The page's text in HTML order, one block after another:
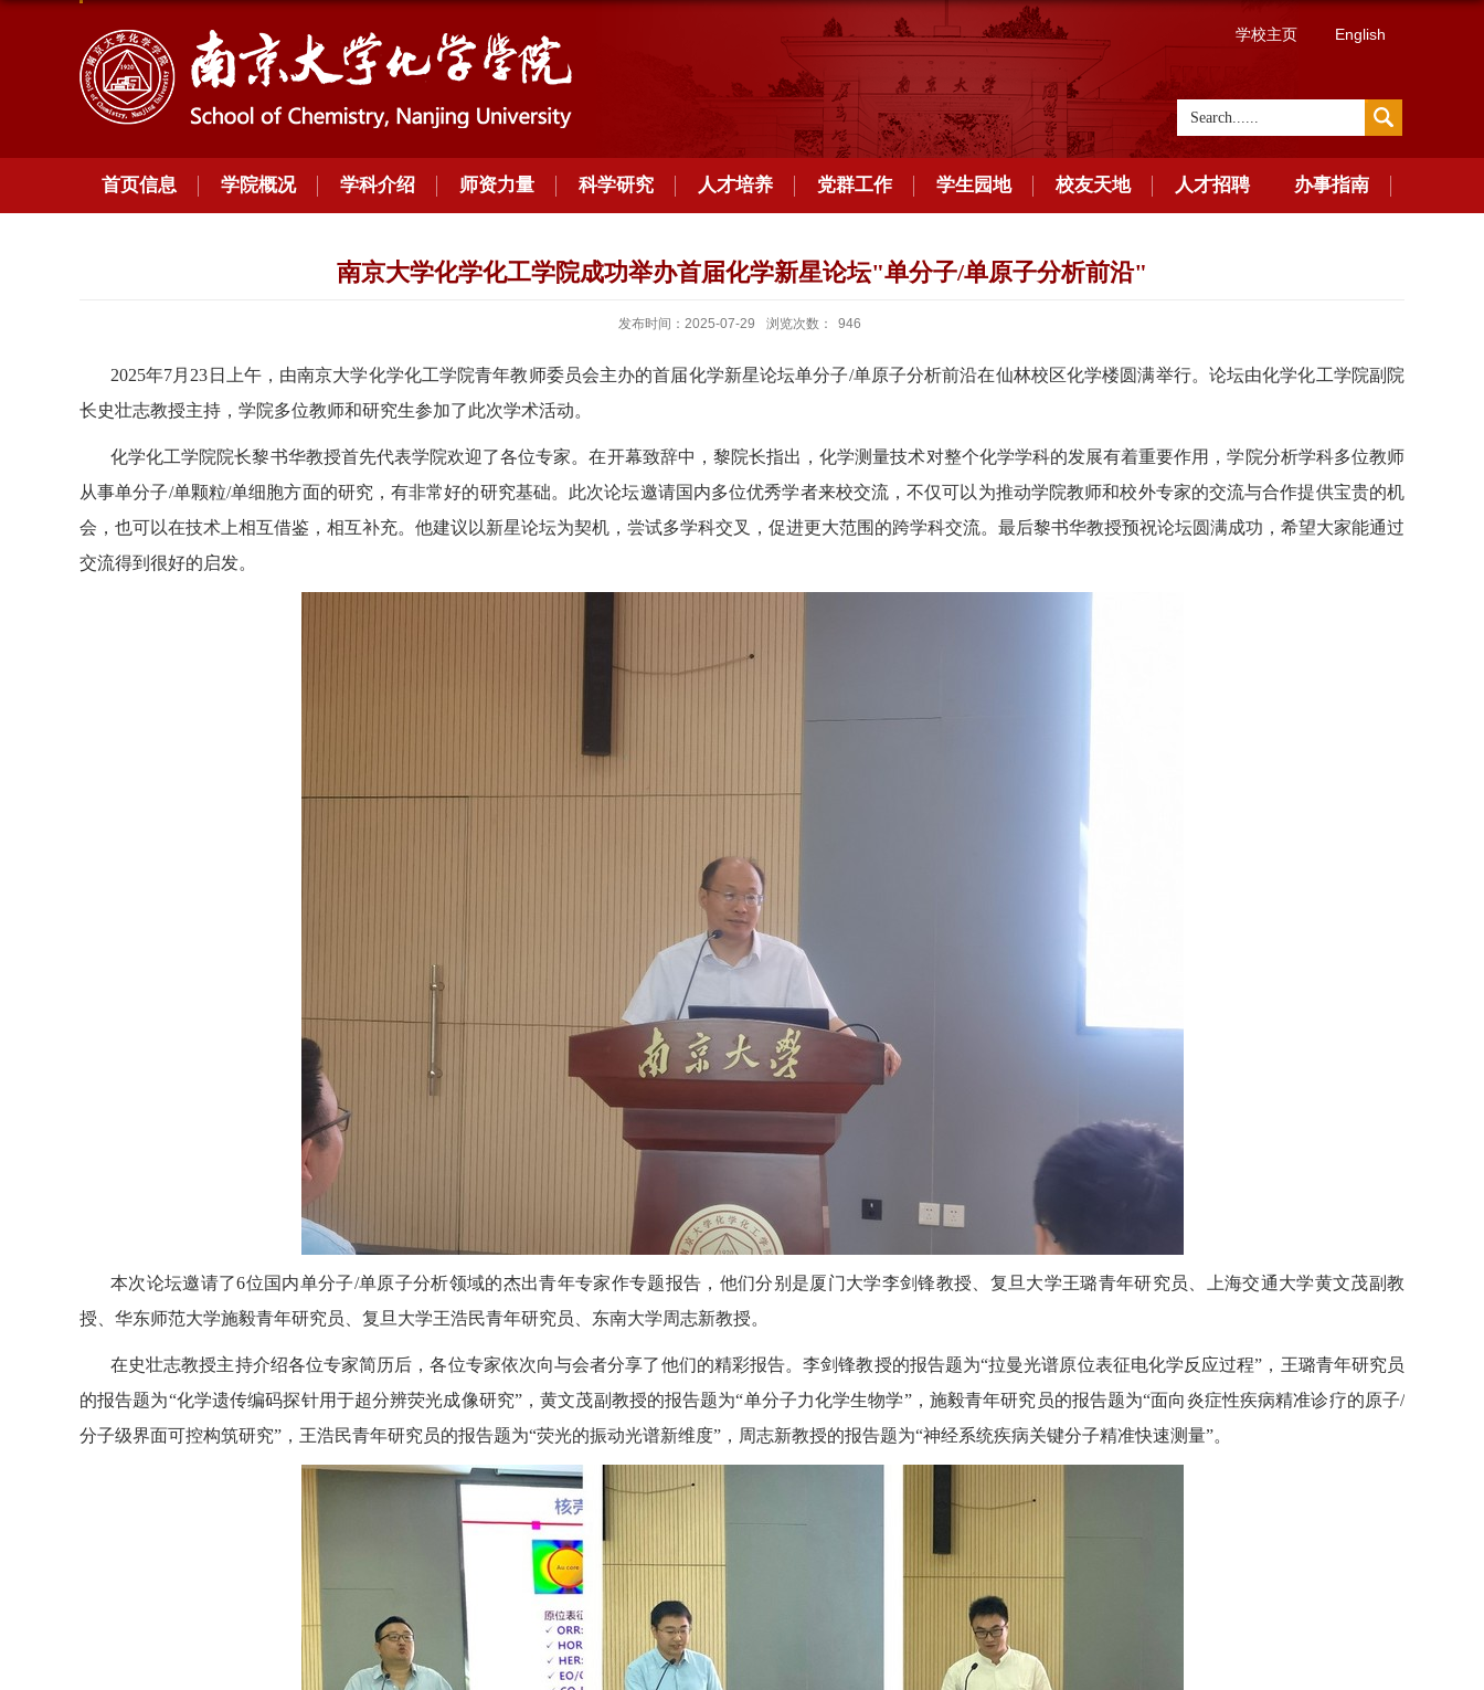
学校主页 English
首页信息 学院概况 学科介绍 师资力量 科学研究 人才培养 党群工作 学生园地 校友天地 人才招聘 办事指南
南京大学化学化工学院成功举办首届化学新星论坛"单分子/单原子分析前沿"
发布时间：2025-07-29 浏览次数： 946
2025年7月 23 日上午，由南京大学化学化工学院青年教师委员会主办的首届化学新星论坛单分子/单原子分析前沿在仙林校区化学楼圆满举行。论坛由化学化工学院副院
长史壮志教授主持，学院多位教师和研究生参加了此次学术活动。
化学化工学院院长黎书华教授首先代表学院欢迎了各位专家。在开幕致辞中，黎院长指出，化学测量技术对整个化学学科的发展有着重要作用，学院分析学科多位教师
从事单分子/单颗粒/单细胞方面的研究，有非常好的研究基础。此次论坛邀请国内多位优秀学者来校交流，不仅可以为推动学院教师和校外专家的交流与合作提供宝贵的机
会，也可以在技术上相互借鉴，相互补充。他建议以新星论坛为契机，尝试多学科交叉，促进更大范围的跨学科交流。最后黎书华教授预祝论坛圆满成功，希望大家能通过
交流得到很好的启发。
本次论坛邀请了6位国内单分子/单原子分析领域的杰出青年专家作专题报告，他们分别是厦门大学李剑锋教授、复旦大学王璐青年研究员、上海交通大学黄文茂副教
授、华东师范大学施毅青年研究员、 复旦大学王浩民青年研究员、东南大学周志新教授。
在史壮志教授主持介绍各位专家简历后，各位专家依次向与会者分享了他们的精彩报告。李剑锋教授的报告题为“拉曼光谱原位表征电化学反应过程”，王璐青年研究员
的报告题为“化学遗传编码探针用于超分辨荧光成像研究”，黄文茂副教授的报告题为“单分子力化学生物学”， 施毅青年研究员的报告题为“面向炎症性疾病精准诊疗的原子/
分子级界面可控构筑研究”， 王浩民青年研究员的报告题为“荧光的振动光谱新维度”，周志新教授的报告题为“神经系统疾病关键分子精准快速测量”。